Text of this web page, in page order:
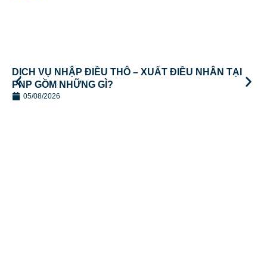
DỊCH VỤ NHẬP ĐIỀU THÔ – XUẤT ĐIỀU NHÂN TẠI
PNP GỒM NHỮNG GÌ?
05/08/2026